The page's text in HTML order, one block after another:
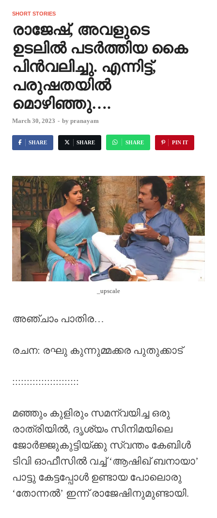
SHORT STORIES
രാജേഷ്, അവളുടെ
ഉടലിൽ പടർത്തിയ കൈ
പിൻവലിച്ചു. എന്നിട്ട്,
പരുഷതയിൽ
മൊഴിഞ്ഞു….
March 30, 2023 - by pranayam
SHARE SHARE SHARE PIN IT
_upscale
അഞ്ചാം പാതിര…
രചന: രഘു കുന്നുമ്മക്കര പുതുക്കാട്
:::::::::::::::::::::::
മഞ്ഞും കുളിരും സമന്വയിച്ച ഒരു
രാത്രിയിൽ, ദൃശ്യം സിനിമയിലെ
ജോർജ്ജുകുട്ടിയ്ക്കു സ്വന്തം കേബിൾ
ടിവി ഓഫീസിൽ വച്ച് ‘ആഷിഖ് ബനായാ’
പാട്ടു കേട്ടപ്പോൾ ഉണ്ടായ പോലൊരു
‘തോന്നൽ’ ഇന്ന് രാജേഷിനുമുണ്ടായി.